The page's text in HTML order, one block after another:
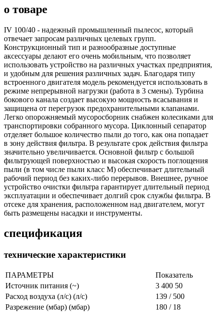
о товаре
IV 100/40 - надежный промышленный пылесос, который
отвечает запросам различных целевых групп.
Конструкционный тип и разнообразные доступные
аксессуары делают его очень мобильным, что позволяет
использовать устройство на различных участках предприятия,
и удобным для решения различных задач. Благодаря типу
встроенного двигателя модель рекомендуется использовать в
режиме непрерывной нагрузки (работа в 3 смены). Турбина
бокового канала создает высокую мощность всасывания и
защищена от перегрузок предохранительными клапанами.
Легко опорожняемый мусоросборник снабжен колесиками для
транспортировки собранного мусора. Циклонный сепаратор
отделяет большое количество пыли до того, как она попадает
в зону действия фильтра. В результате срок действия фильтра
значительно увеличивается. Основной фильтр с большой
фильтрующей поверхностью и высокая скорость поглощения
пыли (в том числе пыли класс М) обеспечивает длительный
рабочий период без каких-либо перерывов. Внешнее, ручное
устройство очистки фильтра гарантирует длительный период
эксплуатации и обеспечивает долгий срок службы фильтра. В
отсеке для хранения, расположенном над двигателем, могут
быть размещены насадки и инструменты.
спецификация
технические характеристики
ПАРАМЕТРЫ
Показатель
Источник питания (~)
3 400 50
Расход воздуха (л/с) (л/с)
139 / 500
Разрежение (мбар) (мбар)
180 / 18